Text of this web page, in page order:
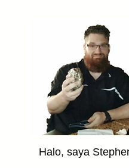
Halo, saya